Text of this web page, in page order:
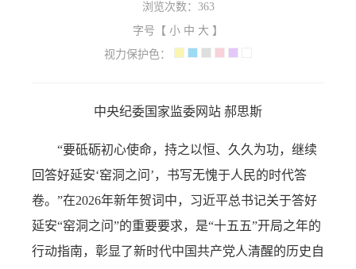
浏览次数： 363
字号【 小 中 大 】
视力保护色：
中央纪委国家监委网站 郝思斯
“要砥砺初心使命，持之以恒、久久为功，继续
回答好延安‘窑洞之问’，书写无愧于人民的时代答
卷。”在2026年新年贺词中，习近平总书记关于答好
延安“窑洞之问”的重要要求，是“十五五”开局之年的
行动指南，彰显了新时代中国共产党人清醒的历史自